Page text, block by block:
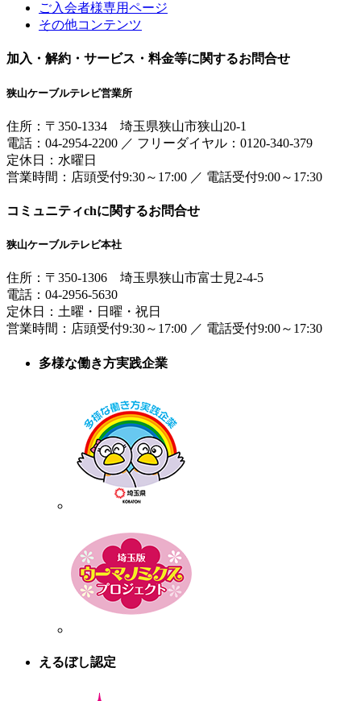
ご入会者様専用ページ
その他コンテンツ
加入・解約・サービス・料金等に関するお問合せ
狭山ケーブルテレビ営業所
住所： 〒350-1334 埼玉県狭山市狭山20-1
電話： 04-2954-2200 ／ フリーダイヤル：0120-340-379
定休日：水曜日
営業時間： 店頭受付9:30～17:00 ／ 電話受付9:00～17:30
コミュニティchに関するお問合せ
狭山ケーブルテレビ本社
住所： 〒350-1306 埼玉県狭山市富士見2-4-5
電話： 04-2956-5630
定休日：土曜・日曜・祝日
営業時間： 店頭受付9:30～17:00 ／ 電話受付9:00～17:30
多様な働き方実践企業
えるぼし認定